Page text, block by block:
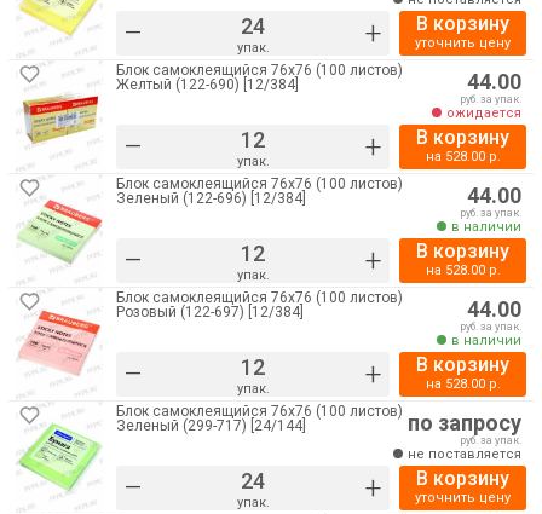
– упак. + В корзину
уточнить цену
Блок самоклеящийся 76х76 (100 листов)
Желтый (122-690) [12/384]
– упак. +
44.00
руб. за упак.
ожидается
В корзину
на 528.00р.
Блок самоклеящийся 76х76 (100 листов)
Зеленый (122-696) [12/384]
– упак. +
44.00
руб. за упак.
в наличии
В корзину
на 528.00р.
Блок самоклеящийся 76х76 (100 листов)
Розовый (122-697) [12/384]
– упак. +
44.00
руб. за упак.
в наличии
В корзину
на 528.00р.
Блок самоклеящийся 76х76 (100 листов)
Зеленый (299-717) [24/144]
– упак. +
по запросу
руб. за упак.
не поставляется
В корзину
уточнить цену